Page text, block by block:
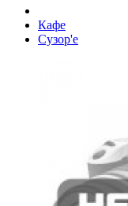
Кафе
Сузор'е